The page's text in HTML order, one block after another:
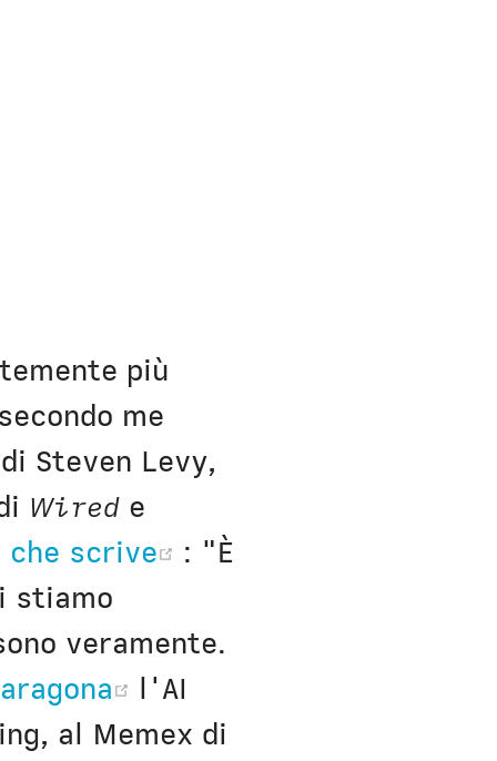
più
me
Steven Levy,
Wired e
che scrive (opens new window)
: "È
stiamo
veramente.
(opens new window)
l'AI
al Memex di